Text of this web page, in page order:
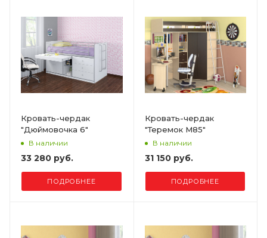
Кровать-чердак
"Дюймовочка 6"
В наличии
33 280 руб.
ПОДРОБНЕЕ
Кровать-чердак
"Теремок М85"
В наличии
31 150 руб.
ПОДРОБНЕЕ